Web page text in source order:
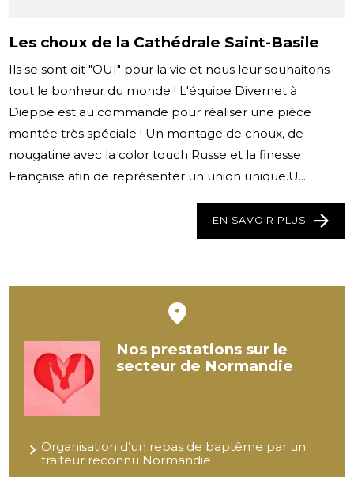
Les choux de la Cathédrale Saint-Basile
Ils se sont dit "OUI" pour la vie et nous leur souhaitons
tout le bonheur du monde ! L'équipe Divernet à
Dieppe est au commande pour réaliser une pièce
montée très spéciale ! Un montage de choux, de
nougatine avec la color touch Russe et la finesse
Française afin de représenter un union unique.U...
EN SAVOIR PLUS
Nos prestations sur le
secteur de Normandie
Organisation d’un repas de baptême par un
traiteur reconnu Normandie